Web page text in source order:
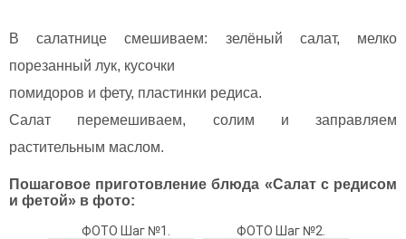
В салатнице смешиваем: зелёный салат, мелко
порезанный лук, кусочки
помидоров и фету, пластинки редиса.
Салат перемешиваем, солим и заправляем
растительным маслом.
Пошаговое приготовление блюда «Салат с редисом
и фетой» в фото:
ФОТО Шаг №1. ФОТО Шаг №2.